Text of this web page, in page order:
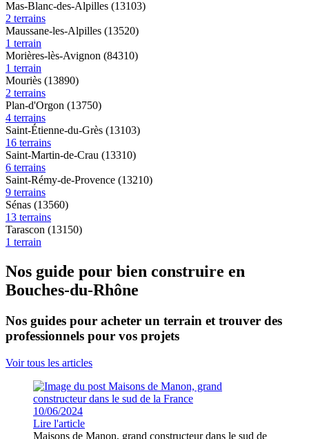
Mas-Blanc-des-Alpilles (13103)
2 terrains
Maussane-les-Alpilles (13520)
1 terrain
Morières-lès-Avignon (84310)
1 terrain
Mouriès (13890)
2 terrains
Plan-d'Orgon (13750)
4 terrains
Saint-Étienne-du-Grès (13103)
16 terrains
Saint-Martin-de-Crau (13310)
6 terrains
Saint-Rémy-de-Provence (13210)
9 terrains
Sénas (13560)
13 terrains
Tarascon (13150)
1 terrain
Nos guide pour bien construire en
Bouches-du-Rhône
Nos guides pour acheter un terrain et trouver des
professionnels pour vos projets
Voir tous les articles
10/06/2024
Lire l'article
Maisons de Manon, grand constructeur dans le sud de